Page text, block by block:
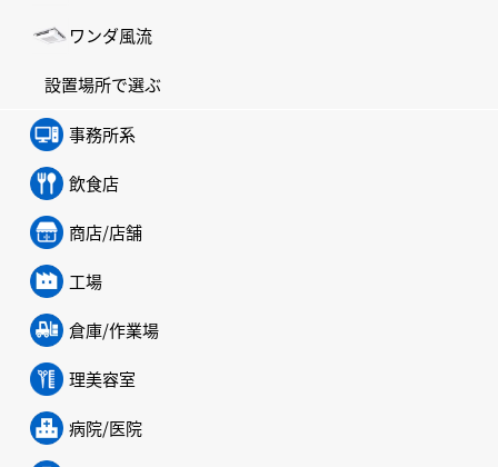
ワンダ風流
設置場所で選ぶ
事務所系
飲食店
商店/店舗
工場
倉庫/作業場
理美容室
病院/医院